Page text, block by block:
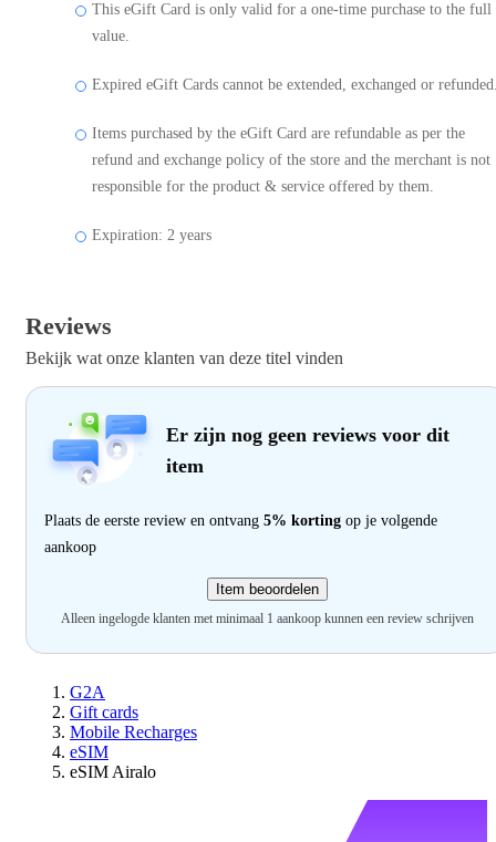
This eGift Card is only valid for a one-time purchase to the full
value.
Expired eGift Cards cannot be extended, exchanged or
Items purchased by the eGift Card are refundable as per the
refund and exchange policy of the store and the merchant is not
responsible for the product & service offered by them.
Expiration: 2 years
Reviews
Bekijk wat onze klanten van deze titel vinden
Er zijn nog geen reviews voor dit
item
Plaats de eerste review en ontvang 5% korting op je volgende
aankoop
Item beoordelen
Alleen ingelogde klanten met minimaal 1 aankoop kunnen een review schrijven
G2A
Gift cards
Mobile Recharges
eSIM
eSIM Airalo